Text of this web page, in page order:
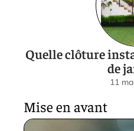
Quelle clôture
de
11
Mise en avant